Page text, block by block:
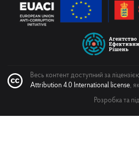
Весь контент доступний за
Attribution 4.0 International license,
Розробка та